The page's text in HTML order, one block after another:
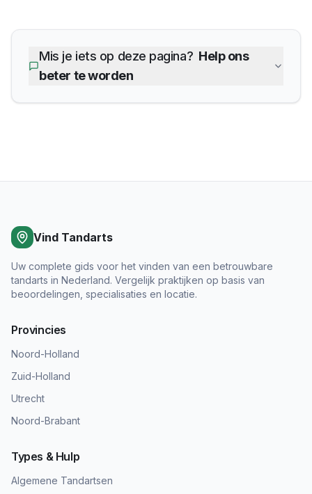
Mis je iets op deze pagina? Help ons
beter te worden
Vind Tandarts
Uw complete gids voor het vinden van een betrouwbare
tandarts in Nederland. Vergelijk praktijken op basis van
beoordelingen, specialisaties en locatie.
Provincies
Noord-Holland
Zuid-Holland
Utrecht
Noord-Brabant
Types & Hulp
Algemene Tandartsen